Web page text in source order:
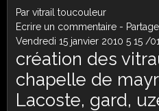
Par vitrail toucouleur
Ecrire un commentaire -
Vendredi 15 janvier 2010 5 15 /01
création des
chapelle de
Lacoste, gard,